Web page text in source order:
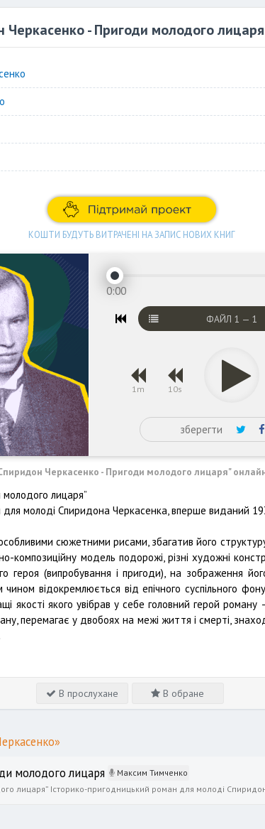
Черкасенко - Пригоди молодого лицаря
КОШТИ БУДУТЬ ВИТРАЧЕНІ НА ЗАПИС НОВИХ КНИГ
0:00
ФАЙЛ 1 — 1
1m 10s
зберегти
Черкасенко - Пригоди молодого лицаря"
лицаря”
молоді Спиридона Черкасенка, вперше виданий
сюжетними рисами, збагатив його
композиційну модель подорожі, різні художні
героя (випробування і пригоди), на зображення
відокремлюється від епічного суспільного
якості якого увібрав у себе головний герой
перемагає у двобоях на межі життя і смерті,
В прослухане В обране
молодого лицаря Максим Тимченко